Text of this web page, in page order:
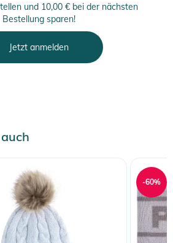
und 10,00 € bei der nächsten
Bestellung sparen!
Jetzt anmelden
-60%